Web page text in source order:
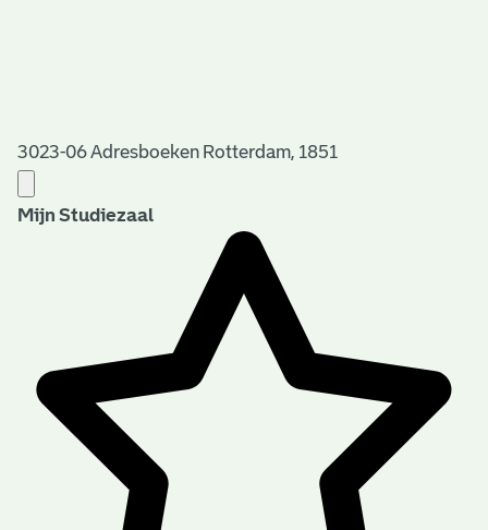
3023-06 Adresboeken Rotterdam, 1851
Mijn Studiezaal